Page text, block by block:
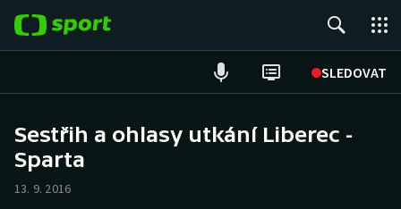
SLEDOVAT
Hokej
Sestřih a ohlasy utkání Liberec -
Sparta
13. 9. 2016